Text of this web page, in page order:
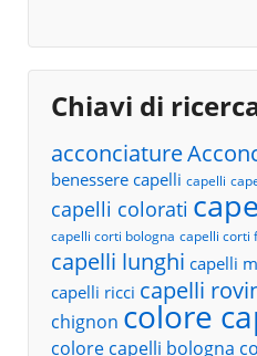
Chiavi di
acconciature
benessere capelli capelli
capelli colorati
capelli corti bologna capelli corti
capelli lunghi capelli
capelli ricci capelli
chignon colore
colore capelli bologna